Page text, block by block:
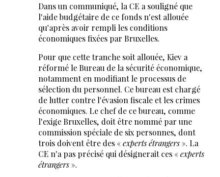
Dans un communiqué, la CE a souligné que
l'aide budgétaire de ce fonds n'est allouée
qu'après avoir rempli les conditions
économiques fixées par Bruxelles.
Pour que cette tranche soit allouée, Kiev a
réformé le Bureau de la sécurité économique,
notamment en modifiant le processus de
sélection du personnel. Ce bureau est chargé
de lutter contre l'évasion fiscale et les crimes
économiques. Le chef de ce bureau, comme
l'exige Bruxelles, doit être nommé par une
commission spéciale de six personnes, dont
trois doivent être des «experts étrangers». La
CE n'a pas précisé qui désignerait ces «experts
étrangers».